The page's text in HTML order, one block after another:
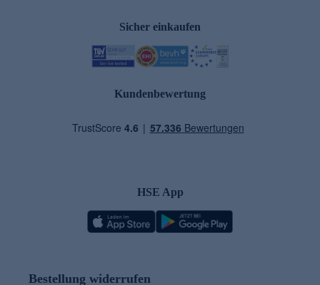
Sicher einkaufen
Kundenbewertung
HSE App
Bestellung widerrufen